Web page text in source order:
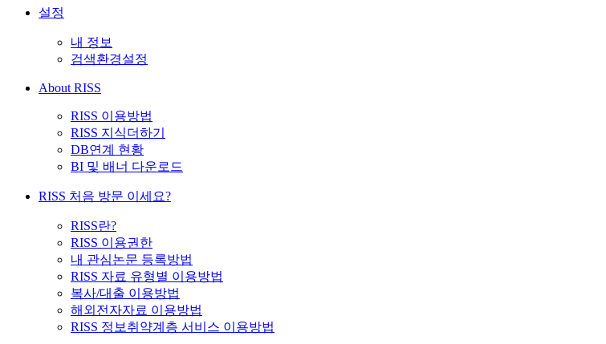
설정
내 정보
검색환경설정
About RISS
RISS 이용방법
RISS 지식더하기
DB연계 현황
BI 및 배너 다운로드
RISS 처음 방문 이세요?
RISS란?
RISS 이용권한
내 관심논문 등록방법
RISS 자료 유형별 이용방법
복사/대출 이용방법
해외전자자료 이용방법
RISS 정보취약계층 서비스 이용방법